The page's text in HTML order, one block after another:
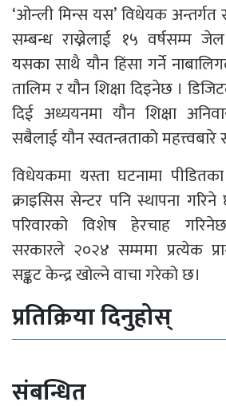
‘ओन्ली मिन्स यस’ विधेयक अन्तर्गत
सम्बन्ध राख्नेलाई १५ वर्षसम्म
यसका साथै यौन हिंसा गर्ने
तालिम र यौन शिक्षा दिइनेछ ।
दिई अध्ययनमा यौन शिक्षा
सबैलाई यौन स्वतन्त्रताको
विधेयकमा यस्ता घटनामा
क्राइसिस सेन्टर पनि स्थापना
परिवारको विशेष हेरचाह
सरकारले २०२४ सम्ममा प्रत्येक
सङ्कट केन्द्र खोल्ने वाचा गरेको छ।
प्रतिक्रिया दिनुहोस्
संबन्धित